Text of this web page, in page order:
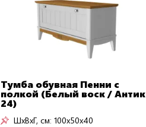
Тумба обувная Пенни с
полкой (Белый воск / Антик
24)
ШxВxГ, см: 100x50x40